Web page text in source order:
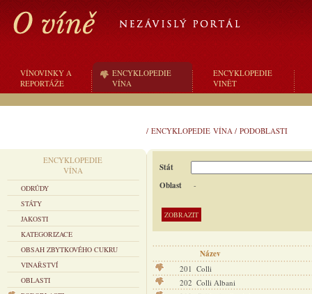
VÍNOVINKY A
REPORTÁŽE
ENCYKLOPEDIE
VÍNA
ENCYKLOPEDIE
VINĚT
/ ENCYKLOPEDIE VÍNA / PODOBLASTI
ENCYKLOPEDIE
VÍNA
ODRŮDY
STÁTY
JAKOSTI
KATEGORIZACE
OBSAH ZBYTKOVÉHO CUKRU
VINAŘSTVÍ
OBLASTI
Stát
Oblast
-
Název
201 Colli
202 Colli Albani